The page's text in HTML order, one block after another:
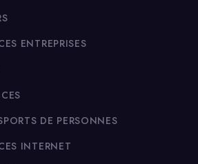
ENTREPRISES
DE PERSONNES
INTERNET